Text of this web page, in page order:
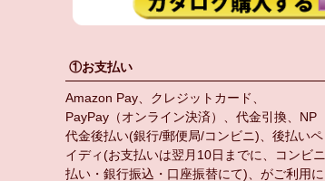
①お支払い
Amazon Pay、クレジットカード、
PayPay（オンライン決済）、代金引換、NP
代金後払い(銀行/郵便局/コンビニ)、後払いペ
イディ(お支払いは翌月10日までに、コンビニ
払い・銀行振込・口座振替にて)、がご利用に